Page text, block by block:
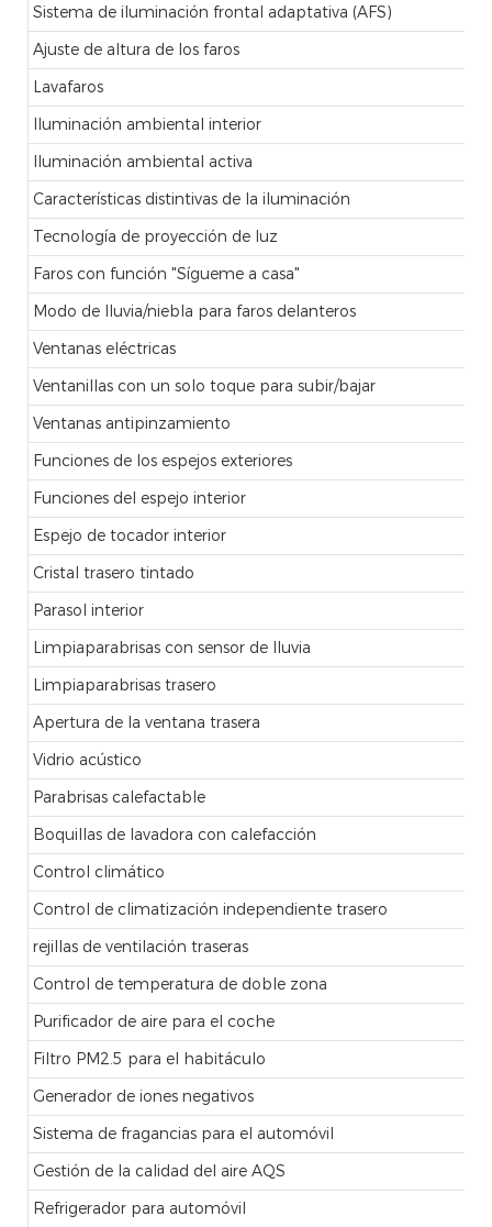
Sistema de iluminación frontal adaptativa (AFS)
Ajuste de altura de los faros
Lavafaros
Iluminación ambiental interior
Iluminación ambiental activa
Características distintivas de la iluminación
Tecnología de proyección de luz
Faros con función "Sígueme a casa"
Modo de lluvia/niebla para faros delanteros
Ventanas eléctricas
Ventanillas con un solo toque para subir/bajar
Ventanas antipinzamiento
Funciones de los espejos exteriores
Funciones del espejo interior
Espejo de tocador interior
Cristal trasero tintado
Parasol interior
Limpiaparabrisas con sensor de lluvia
Limpiaparabrisas trasero
Apertura de la ventana trasera
Vidrio acústico
Parabrisas calefactable
Boquillas de lavadora con calefacción
Control climático
Control de climatización independiente trasero
rejillas de ventilación traseras
Control de temperatura de doble zona
Purificador de aire para el coche
Filtro PM2.5 para el habitáculo
Generador de iones negativos
Sistema de fragancias para el automóvil
Gestión de la calidad del aire AQS
Refrigerador para automóvil